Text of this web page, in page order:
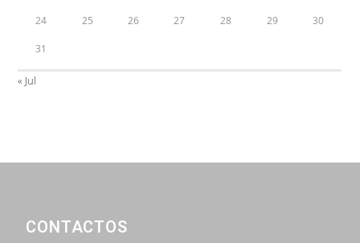
24 25 26 27 28 29 30
31
« Jul
CONTACTOS